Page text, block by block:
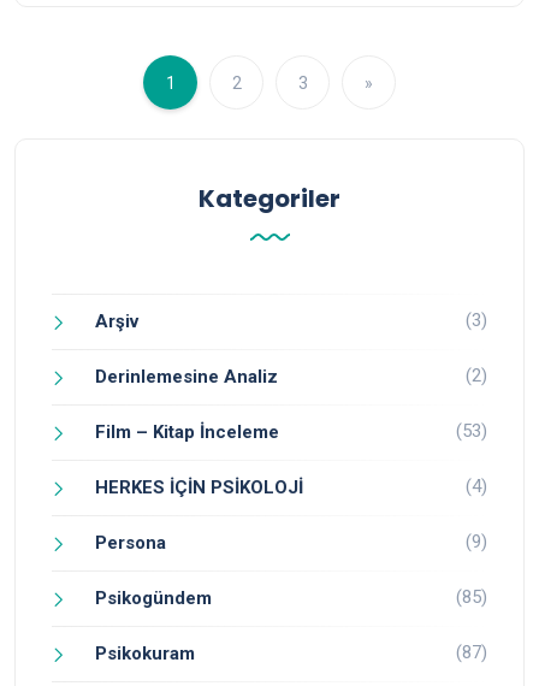
1 2 3 »
Kategoriler
Arşiv (3)
Derinlemesine Analiz (2)
Film – Kitap İnceleme (53)
HERKES İÇİN PSİKOLOJİ (4)
Persona (9)
Psikogündem (85)
Psikokuram (87)